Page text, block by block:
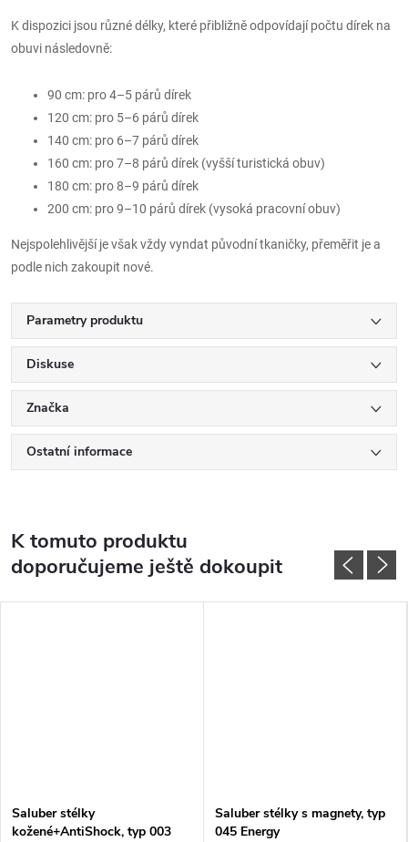
K dispozici jsou různé délky, které přibližně odpovídají počtu dírek na
obuvi následovně:
90 cm: pro 4–5 párů dírek
120 cm: pro 5–6 párů dírek
140 cm: pro 6–7 párů dírek
160 cm: pro 7–8 párů dírek (vyšší turistická obuv)
180 cm: pro 8–9 párů dírek
200 cm: pro 9–10 párů dírek (vysoká pracovní obuv)
Nejspolehlivější je však vždy vyndat původní tkaničky, přeměřit je a
podle nich zakoupit nové.
Parametry produktu
Diskuse
Značka
Ostatní informace
K tomuto produktu
doporučujeme ještě dokoupit
Saluber stélky
kožené+AntiShock, typ 003
Saluber stélky s magnety, typ
045 Energy